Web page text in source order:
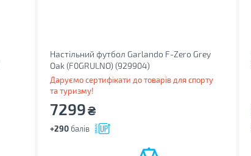
Настільний футбол Garlando F-Zero Grey
Oak (F0GRULNO) (929904)
Даруємо сертифікати до товарів для спорту
та туризму!
7299₴
+290балів